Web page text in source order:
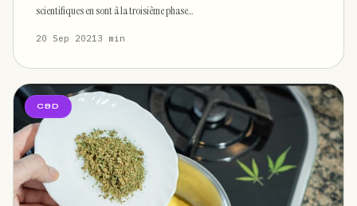
scientifiques en sont à la troisième phase…
20 Sep 20213 min
CBD